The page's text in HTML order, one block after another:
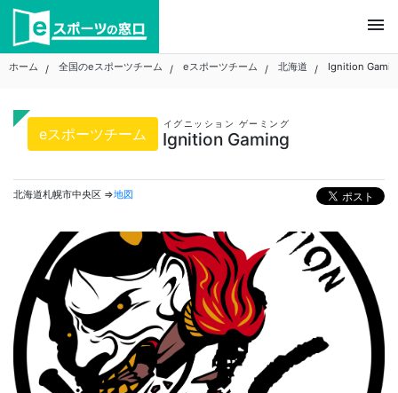
Skip
content
menu
ホーム 全国のeスポーツチーム eスポーツチーム 北海道 Ignition
eスポーツチーム Ignition Gaming
イグニッション ゲーミング
北海道札幌市中央区 ⇒地図